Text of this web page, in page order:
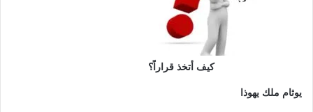
كيف أتخذ قراراً؟
يوثام ملك يهوذا